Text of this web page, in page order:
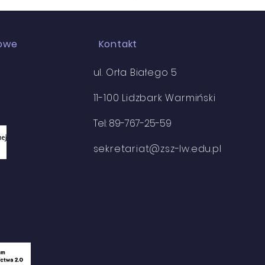
Kontakt
ul. Orła Białego 5
11-100 Lidzbark Warmiński
Tel: 89-767-25-59
sekretariat@zsz-lw.edu.pl